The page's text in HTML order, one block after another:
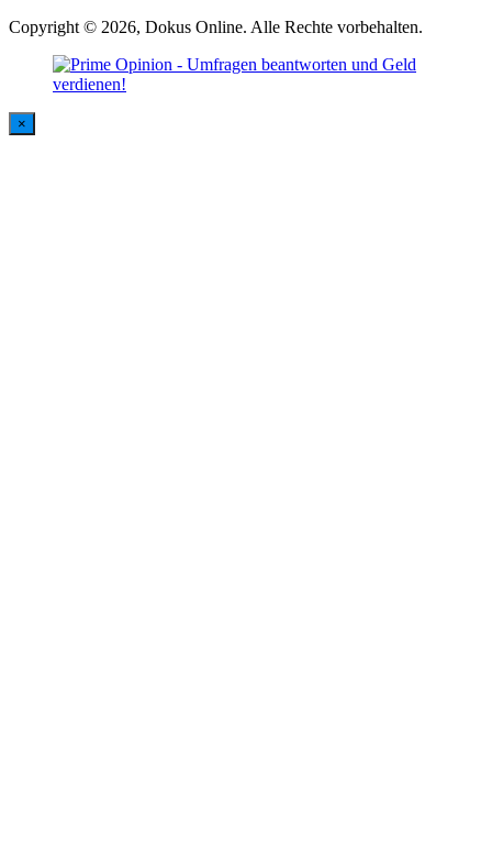
Copyright © 2026, Dokus Online. Alle Rechte vorbehalten.
×